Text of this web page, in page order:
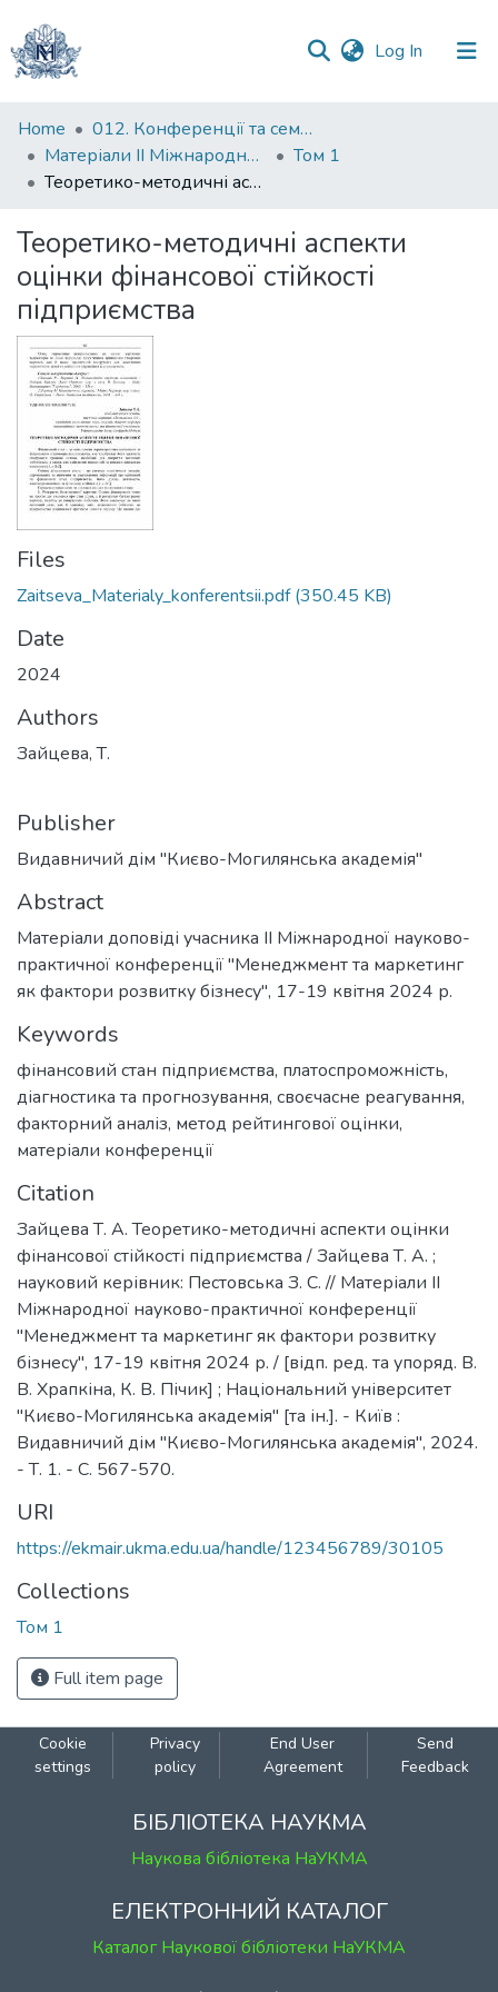
Log In (current)
Communities
&
Collections
Statistics
Home
012. Конференції та семінари НаУКМА
Матеріали II Міжнародної науково-практичної конференції "Менеджмент та маркетинг як фактори розвитку бізнесу", 17-19 квітня 2024 р.
Том 1
Теоретико-методичні аспекти оцінки фінансової стійкості підприємства
Теоретико-методичні аспекти
оцінки фінансової стійкості
підприємства
Files
Zaitseva_Materialy_konferentsii.pdf(350.45 KB)
Date
2024
Authors
Зайцева, Т.
Publisher
Видавничий дім "Києво-Могилянська академія"
Abstract
Матеріали доповіді учасника ІІ Міжнародної науково-
практичної конференції "Менеджмент та маркетинг
як фактори розвитку бізнесу", 17-19 квітня 2024 р.
Keywords
фінансовий стан підприємства, платоспроможність,
діагностика та прогнозування, своєчасне реагування,
факторний аналіз, метод рейтингової оцінки,
матеріали конференції
Citation
Зайцева Т. А. Теоретико-методичні аспекти оцінки
фінансової стійкості підприємства / Зайцева Т. А. ;
науковий керівник: Пестовська З. С. // Матеріали ІІ
Міжнародної науково-практичної конференції
"Менеджмент та маркетинг як фактори розвитку
бізнесу", 17-19 квітня 2024 р. / [відп. ред. та упоряд. В.
В. Храпкіна, К. В. Пічик] ; Національний університет
"Києво-Могилянська академія" [та ін.]. - Київ :
Видавничий дім "Києво-Могилянська академія", 2024.
- Т. 1. - С. 567-570.
URI
https://ekmair.ukma.edu.ua/handle/123456789/30105
Collections
Том 1
Full item page
Cookie
settings
Privacy
policy
End User
Agreement
Send
Feedback
БІБЛІОТЕКА НАУКМА
Наукова бібліотека НаУКМА
ЕЛЕКТРОННИЙ КАТАЛОГ
Каталог Наукової бібліотеки НаУКМА